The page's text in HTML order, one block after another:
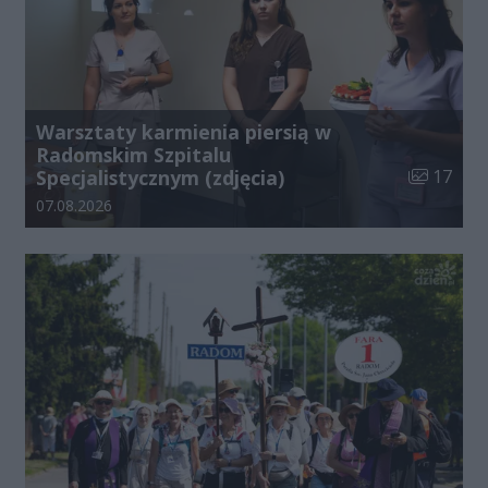
Warsztaty karmienia piersią w
Radomskim Szpitalu
Specjalistycznym (zdjęcia)
Liczba
17
Data dodania galerii:
07.08.2026